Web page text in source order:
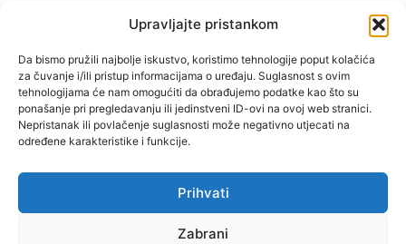
Upravljajte pristankom
Da bismo pružili najbolje iskustvo, koristimo tehnologije poput kolačića
za čuvanje i/ili pristup informacijama o uređaju. Suglasnost s ovim
tehnologijama će nam omogućiti da obrađujemo podatke kao što su
ponašanje pri pregledavanju ili jedinstveni ID-ovi na ovoj web stranici.
Nepristanak ili povlačenje suglasnosti može negativno utjecati na
određene karakteristike i funkcije.
Prihvati
Zabrani
"Muževni budite" prvi je
hrvatski portal za katoličke
muškarce koji pokušava
reafirmirati u današnje
vrijeme itekako narušen
biblijski koncept muževnosti,
koji pokušavamo osvijetliti iz
više aspekata, prigodnih
rubrika i poticajnih inicijativa.